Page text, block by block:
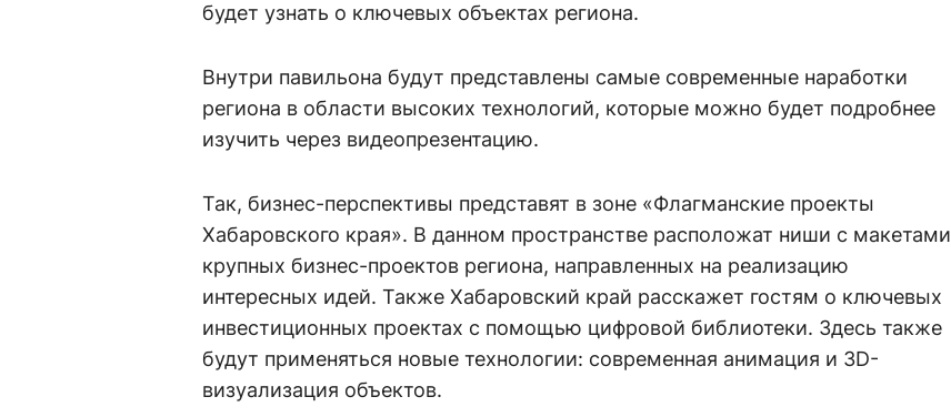
будет узнать о ключевых объектах региона.
Внутри павильона будут представлены самые современные наработки
региона в области высоких технологий, которые можно будет подробнее
изучить через видеопрезентацию.
Так, бизнес-перспективы представят в зоне «Флагманские проекты
Хабаровского края». В данном пространстве расположат ниши с макетами
крупных бизнес-проектов региона, направленных на реализацию
интересных идей. Также Хабаровский край расскажет гостям о ключевых
инвестиционных проектах с помощью цифровой библиотеки. Здесь также
будут применяться новые технологии: современная анимация и 3D-
визуализация объектов.